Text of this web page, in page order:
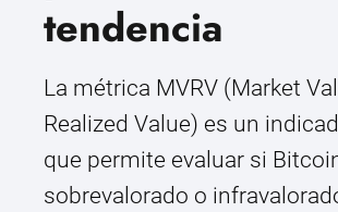
tendencia
La métrica MVRV (Market
Realized Value) es un
que permite evaluar si
sobrevalorado o